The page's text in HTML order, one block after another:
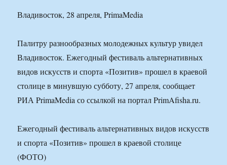
Владивосток, 28 апреля, PrimaMedia
Палитру разнообразных молодежных культур увидел
Владивосток. Ежегодный фестиваль альтернативных
видов искусств и спорта «Позитив» прошел в краевой
столице в минувшую субботу, 27 апреля, сообщает
РИА PrimaMedia со ссылкой на портал PrimAfisha.ru.
Ежегодный фестиваль альтернативных видов искусств
и спорта «Позитив» прошел в краевой столице
(ФОТО)